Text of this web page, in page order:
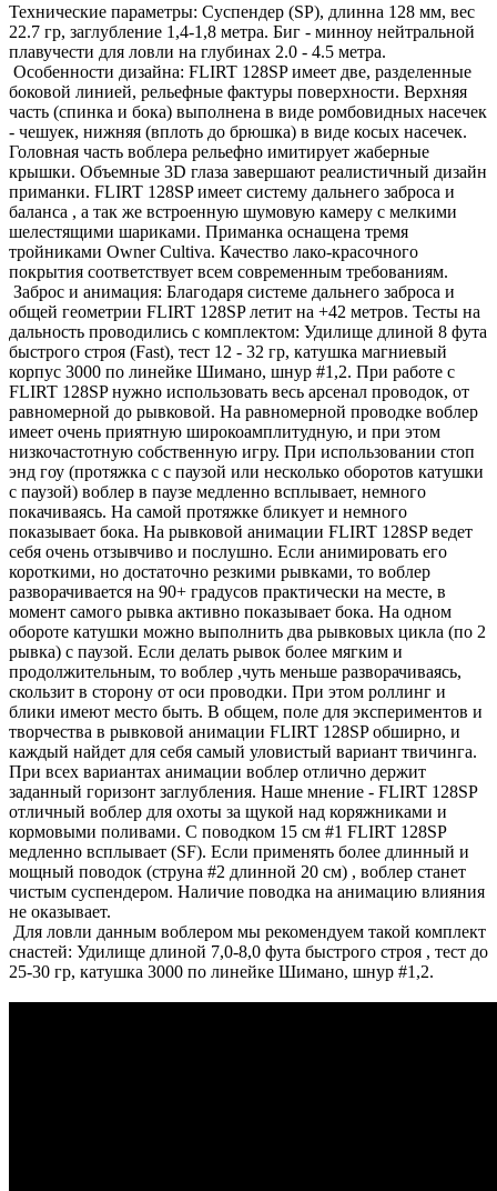
Технические параметры: Суспендер (SP), длинна 128 мм, вес
22.7 гр, заглубление 1,4-1,8 метра. Биг - минноу нейтральной
плавучести для ловли на глубинах 2.0 - 4.5 метра.
Особенности дизайна: FLIRT 128SP имеет две, разделенные
боковой линией, рельефные фактуры поверхности. Верхняя
часть (спинка и бока) выполнена в виде ромбовидных насечек
- чешуек, нижняя (вплоть до брюшка) в виде косых насечек.
Головная часть воблера рельефно имитирует жаберные
крышки. Объемные 3D глаза завершают реалистичный дизайн
приманки. FLIRT 128SP имеет систему дальнего заброса и
баланса , а так же встроенную шумовую камеру с мелкими
шелестящими шариками. Приманка оснащена тремя
тройниками Owner Cultiva. Качество лако-красочного
покрытия соответствует всем современным требованиям.
Заброс и анимация: Благодаря системе дальнего заброса и
общей геометрии FLIRT 128SP летит на +42 метров. Тесты на
дальность проводились с комплектом: Удилище длиной 8 фута
быстрого строя (Fast), тест 12 - 32 гр, катушка магниевый
корпус 3000 по линейке Шимано, шнур #1,2. При работе с
FLIRT 128SP нужно использовать весь арсенал проводок, от
равномерной до рывковой. На равномерной проводке воблер
имеет очень приятную широкоамплитудную, и при этом
низкочастотную собственную игру. При использовании стоп
энд гоу (протяжка с с паузой или несколько оборотов катушки
с паузой) воблер в паузе медленно всплывает, немного
покачиваясь. На самой протяжке бликует и немного
показывает бока. На рывковой анимации FLIRT 128SP ведет
себя очень отзывчиво и послушно. Если анимировать его
короткими, но достаточно резкими рывками, то воблер
разворачивается на 90+ градусов практически на месте, в
момент самого рывка активно показывает бока. На одном
обороте катушки можно выполнить два рывковых цикла (по 2
рывка) с паузой. Если делать рывок более мягким и
продолжительным, то воблер ,чуть меньше разворачиваясь,
скользит в сторону от оси проводки. При этом роллинг и
блики имеют место быть. В общем, поле для экспериментов и
творчества в рывковой анимации FLIRT 128SP обширно, и
каждый найдет для себя самый уловистый вариант твичинга.
При всех вариантах анимации воблер отлично держит
заданный горизонт заглубления. Наше мнение - FLIRT 128SP
отличный воблер для охоты за щукой над коряжниками и
кормовыми поливами. С поводком 15 см #1 FLIRT 128SP
медленно всплывает (SF). Если применять более длинный и
мощный поводок (струна #2 длинной 20 см) , воблер станет
чистым суспендером. Наличие поводка на анимацию влияния
не оказывает.
Для ловли данным воблером мы рекомендуем такой комплект
снастей: Удилище длиной 7,0-8,0 фута быстрого строя , тест до
25-30 гр, катушка 3000 по линейке Шимано, шнур #1,2.